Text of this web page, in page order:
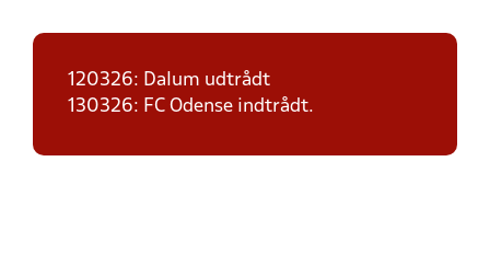
120326: Dalum udtrådt
130326: FC Odense indtrådt.